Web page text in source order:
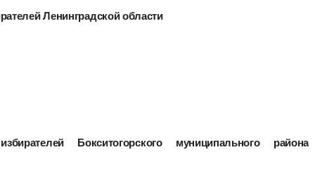
Ленинградской области
Бокситогорского муниципального района